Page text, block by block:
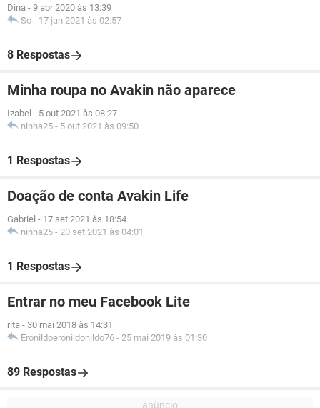
Dina - 9 abr 2020 às 13:39
So - 17 jan 2021 às 02:57
8 Respostas
Minha roupa no Avakin não aparece
Izabel - 5 out 2021 às 08:27
ninha25 - 5 out 2021 às 09:50
1 Respostas
Doação de conta Avakin Life
Gabriel - 17 set 2021 às 18:54
ninha25 - 20 set 2021 às 04:01
1 Respostas
Entrar no meu Facebook Lite
rita - 30 mai 2018 às 14:31
Eronildoeronildonildo76 - 25 mai 2019 às 01:30
89 Respostas